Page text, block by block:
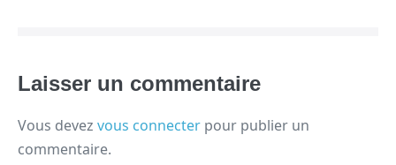
Laisser un commentaire
Vous devez vous connecter pour publier un
commentaire.